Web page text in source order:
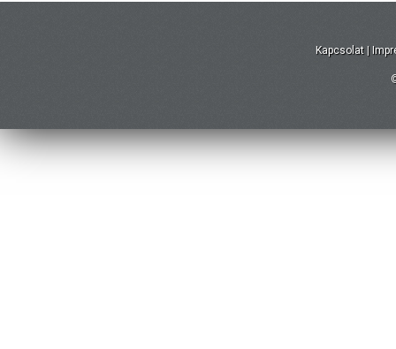
Kapcsolat |